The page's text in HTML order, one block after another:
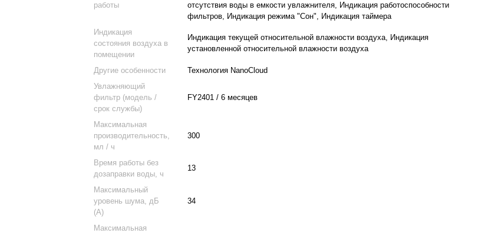
работы
отсутствия воды в емкости увлажнителя, Индикация работоспособности
фильтров, Индикация режима "Сон", Индикация таймера
Индикация
состояния воздуха в
помещении
Индикация текущей относительной влажности воздуха, Индикация
установленной относительной влажности воздуха
Другие особенности
Технология NanoCloud
Увлажняющий
фильтр (модель /
срок службы)
FY2401 / 6 месяцев
Максимальная
производительность,
мл / ч
300
Время работы без
дозаправки воды, ч
13
Максимальный
уровень шума, дБ
(А)
34
Максимальная